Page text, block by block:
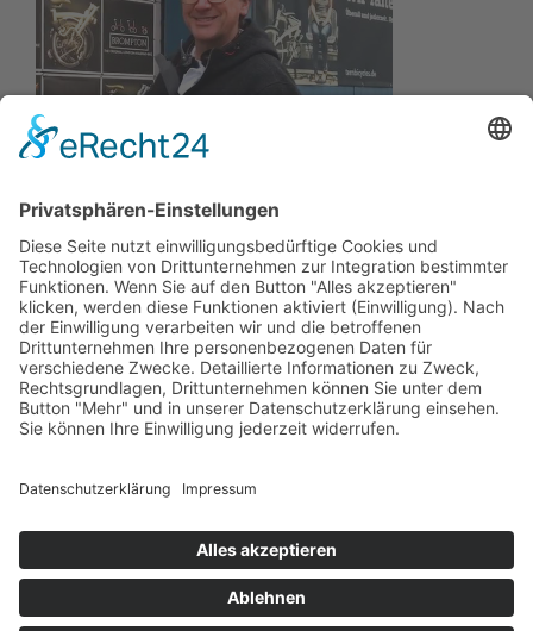
Wir wollen Ihr persönlicher Online Marine Spezialist sein,
der sich auf die Fahne geschrieben hat, der zuverlässigste
und preiswerteste Anbieter zu sein.
Wir sind ständig im Wachstum und wissen Ihr Vertrauen zu
schätzen.
Kay-Lucas Kaniewski
YouTubeFacebook